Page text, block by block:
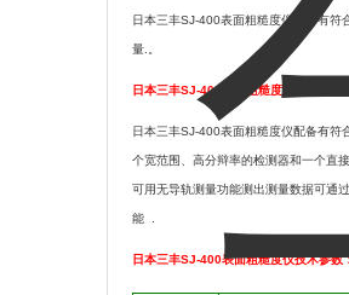
日本三丰SJ-400表面粗糙度仪配备有符
量.。
日本三丰SJ-400表面粗糙度仪产品简介
日本三丰SJ-400表面粗糙度仪配备有符
个宽范围、高分辩率的检测器和一个直
可用无导轨测量功能测出测量数据可通
能 .
日本三丰SJ-400表面粗糙度仪技术参数